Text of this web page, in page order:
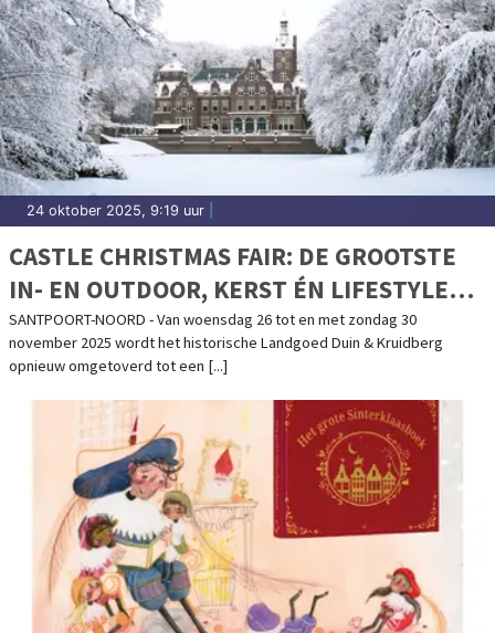
24 oktober 2025, 9:19 uur
CASTLE CHRISTMAS FAIR: DE GROOTSTE
IN- EN OUTDOOR, KERST ÉN LIFESTYLE
FAIR VAN NEDERLAND
SANTPOORT-NOORD - Van woensdag 26 tot en met zondag 30
november 2025 wordt het historische Landgoed Duin & Kruidberg
opnieuw omgetoverd tot een [...]